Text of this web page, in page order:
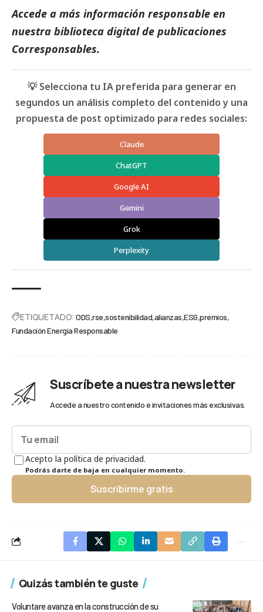
Accede a más información responsable en
nuestra biblioteca digital de publicaciones
Corresponsables.
💡 Selecciona tu IA preferida para generar en
segundos un análisis completo del contenido y una
propuesta de post optimizado para redes sociales:
Claude
ChatGPT
Google AI
Gemini
Grok
Perplexity
ETIQUETADO: ODS rse sostenibilidad alianzas ESG premios
Fundación Energía Responsable
Suscríbete a nuestra newsletter
Accede a nuestro contenido e invitaciones más exclusivas.
Acepto la política de privacidad.
Podrás darte de baja en cualquier momento.
Suscribirme gratis
Quizás también te guste
Voluntare avanza en la construcción de su